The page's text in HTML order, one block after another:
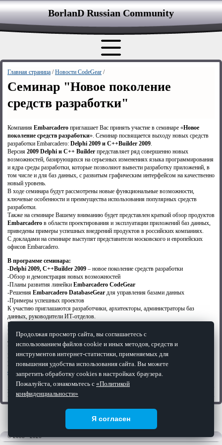
BorlanD Russian Сommunity
Главная страница /Новости CodeGear /
Семинар "Новое поколение
средств разработки"
Компания Embarcadero приглашает Вас принять участие в семинаре «Новое
поколение средств разработки». Семинар посвящается выходу новых средств
разработки Embarcadero: Delphi 2009 и C++Builder 2009.
Версия 2009 Delphi и C++ Builder представляет ряд совершенно новых
возможностей, базирующихся на серьезных изменениях языка программирования
и ядра среды разработки, которые позволяют вывести разработку приложений, в
том числе и для баз данных, с развитым графическим интерфейсом на качественно
новый уровень.
В ходе семинара будут рассмотрены новые функциональные возможности,
ключевые особенности и преимущества использования популярных средств
разработки.
Также на семинаре Вашему вниманию будет представлен краткий обзор продуктов
Embarcadero в области проектирования и эксплуатации приложений баз данных,
приведены примеры успешных внедрений продуктов в российских компаниях.
С докладами на семинаре выступят представители московского и европейских
офисов Embarcadero.
В программе семинара:
-Delphi 2009, C++Builder 2009 – новое поколение средств разработки
-Обзор и демонстрация новых возможностей
-Планы развития линейки Embarcadero CodeGear
-Решения Embarcadero DatabaseGear для управления базами данных
-Примеры успешных проектов
К участию приглашаются разработчики, архитекторы, администраторы баз
данных, руководители ИТ-отделов.
Продолжительность семинара: 10.00 – 15.00
Место проведения: г.Москва, отель «Холидэй Инн Лесная» (м.Белорусская, улица
Лесная, д.15)
Участие в семинаре – бесплатное.
Предварительная регистрация является обязательной. Для регистрации просим
Вас заполнить форму, расположенную по адресу:http://www.codegear-
events.eu/ru/seminar24sep.html
Просмотров:
© 2008 - 2026
Продолжая просмотр сайта, вы соглашаетесь с
использованием файлов cookie и иных методов, средств и
инструментов интернет-статистики, применяемых для
повышения удобства использования сайта. Вы можете
запретить обработку cookies в настройках браузера.
Пожалуйста, ознакомьтесь с «Политикой
конфиденциальности»
Я согласен